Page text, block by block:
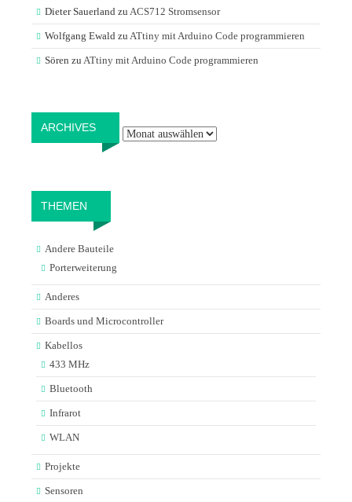
Dieter Sauerland zu ACS712 Stromsensor
Wolfgang Ewald zu ATtiny mit Arduino Code programmieren
Sören zu ATtiny mit Arduino Code programmieren
ARCHIVES
THEMEN
Andere Bauteile
Porterweiterung
Anderes
Boards und Microcontroller
Kabellos
433 MHz
Bluetooth
Infrarot
WLAN
Projekte
Sensoren